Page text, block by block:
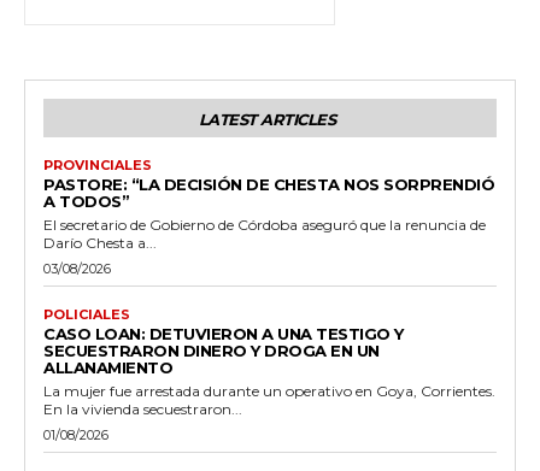
LATEST ARTICLES
PROVINCIALES
PASTORE: “LA DECISIÓN DE CHESTA NOS SORPRENDIÓ
A TODOS”
El secretario de Gobierno de Córdoba aseguró que la renuncia de
Darío Chesta a...
03/08/2026
POLICIALES
CASO LOAN: DETUVIERON A UNA TESTIGO Y
SECUESTRARON DINERO Y DROGA EN UN
ALLANAMIENTO
La mujer fue arrestada durante un operativo en Goya, Corrientes.
En la vivienda secuestraron...
01/08/2026